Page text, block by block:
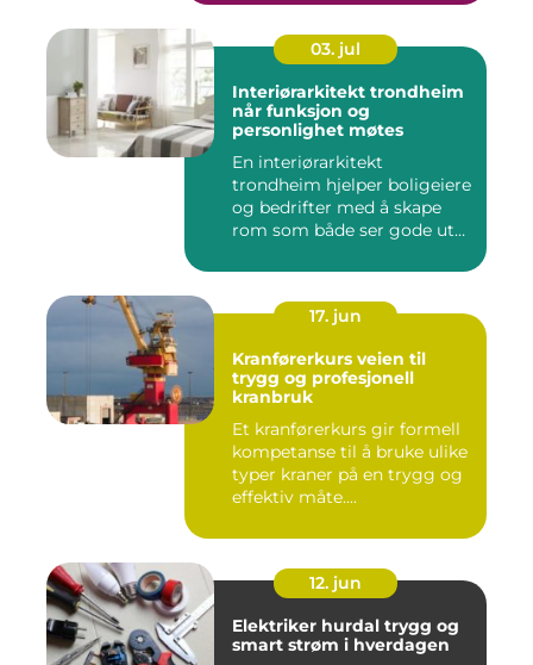
03. jul
Interiørarkitekt trondheim
når funksjon og
personlighet møtes
En interiørarkitekt
trondheim hjelper boligeiere
og bedrifter med å skape
rom som både ser gode ut
17. jun
Kranførerkurs veien til
trygg og profesjonell
kranbruk
Et kranførerkurs gir formell
kompetanse til å bruke ulike
typer kraner på en trygg og
effektiv måte....
12. jun
Elektriker hurdal trygg og
smart strøm i hverdagen